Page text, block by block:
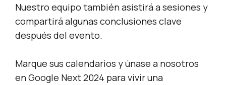
Nuestro equipo también asistirá a sesiones y
compartirá algunas conclusiones clave
después del evento.
Marque sus calendarios y únase a nosotros
en Google Next 2024 para vivir una